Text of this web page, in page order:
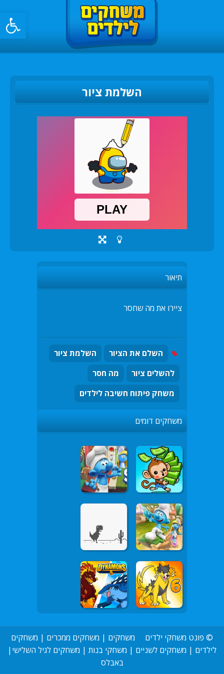
פתח
השלמת ציור
תיאור
ציירו את מה שחסר
השלם את הציור
השלמת ציור
להשלים ציור
מה חסר
משחק פיתוח חשיבה לילדים
משחקים דומים
© פונט משחקי ילדים משחקים | משחקים ממכרים | משחקים
לילדים | משחקים לשניים | משחקי בנות | משחקים לגיל השלישי |
באבלס